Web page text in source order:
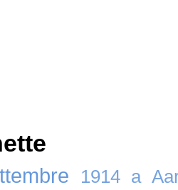
1914 a